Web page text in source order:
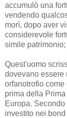
accumulò una
vendendo
morì, dopo aver
considerevole
simile
Quest'uomo
dovevano essere
orfanotrofio
prima della
Europa.
investito nei